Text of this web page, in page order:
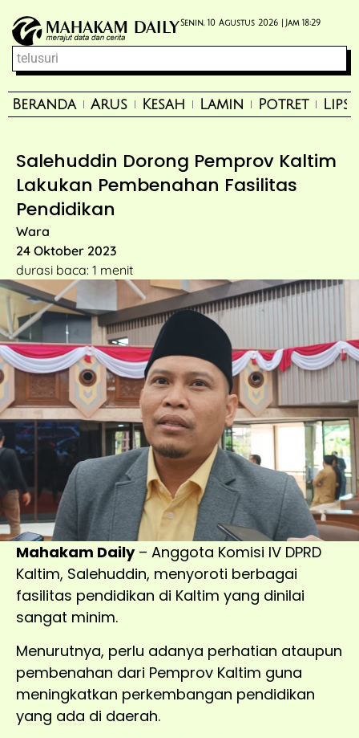
Senin, 10 Agustus 2026 | Jam 18:29
Beranda Arus Kesah Lamin Potret
Salehuddin Dorong Pemprov Kaltim
Lakukan Pembenahan Fasilitas
Pendidikan
Wara
24 Oktober 2023
durasi baca: 1 menit
Mahakam Daily– Anggota Komisi IV DPRD
Kaltim, Salehuddin, menyoroti berbagai
fasilitas pendidikan di Kaltim yang dinilai
sangat minim.
Menurutnya, perlu adanya perhatian ataupun
pembenahan dari Pemprov Kaltim guna
meningkatkan perkembangan pendidikan
yang ada di daerah.